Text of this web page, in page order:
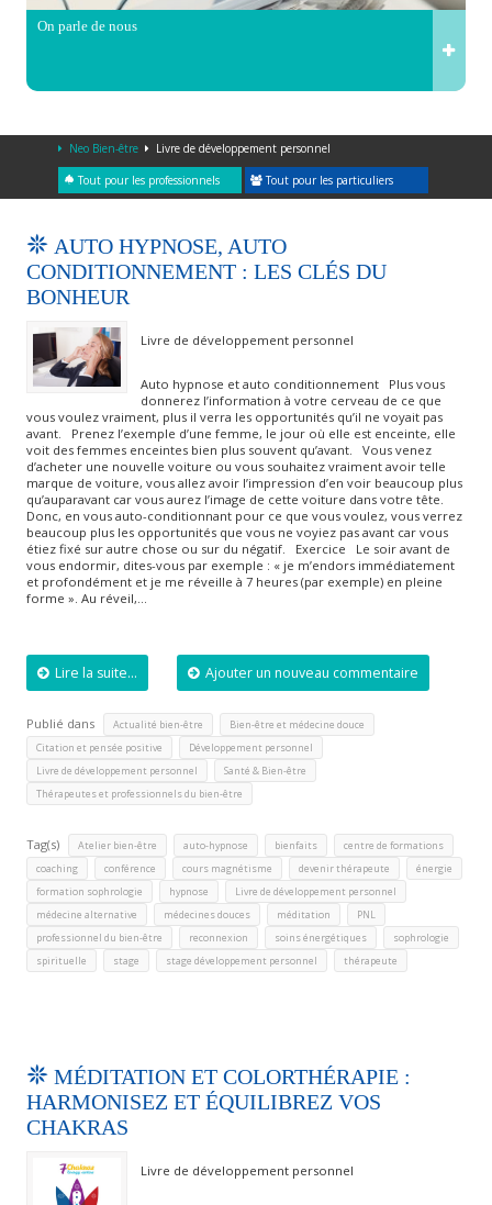
On parle de nous
Neo Bien-être Livre de développement personnel
Tout pour les professionnels Tout pour les particuliers
AUTO HYPNOSE, AUTO
CONDITIONNEMENT : LES CLÉS DU
BONHEUR
Livre de développement personnel
Auto hypnose et auto conditionnement Plus vous
donnerez l’information à votre cerveau de ce que
vous voulez vraiment, plus il verra les opportunités qu’il ne voyait pas
avant. Prenez l’exemple d’une femme, le jour où elle est enceinte, elle
voit des femmes enceintes bien plus souvent qu’avant. Vous venez
d’acheter une nouvelle voiture ou vous souhaitez vraiment avoir telle
marque de voiture, vous allez avoir l’impression d’en voir beaucoup plus
qu’auparavant car vous aurez l’image de cette voiture dans votre tête.
Donc, en vous auto-conditionnant pour ce que vous voulez, vous verrez
beaucoup plus les opportunités que vous ne voyiez pas avant car vous
étiez fixé sur autre chose ou sur du négatif. Exercice Le soir avant de
vous endormir, dites-vous par exemple : « je m’endors immédiatement
et profondément et je me réveille à 7 heures (par exemple) en pleine
forme ». Au réveil,…
Lire la suite... Ajouter un nouveau commentaire
Publié dans Actualité bien-être Bien-être et médecine douce
Citation et pensée positive Développement personnel
Livre de développement personnel Santé & Bien-être
Thérapeutes et professionnels du bien-être
Tag(s) Atelier bien-être auto-hypnose bienfaits centre de formations
coaching conférence cours magnétisme devenir thérapeute énergie
formation sophrologie hypnose Livre de développement personnel
médecine alternative médecines douces méditation PNL
professionnel du bien-être reconnexion soins énergétiques sophrologie
spirituelle stage stage développement personnel thérapeute
MÉDITATION ET COLORTHÉRAPIE :
HARMONISEZ ET ÉQUILIBREZ VOS
CHAKRAS
Livre de développement personnel